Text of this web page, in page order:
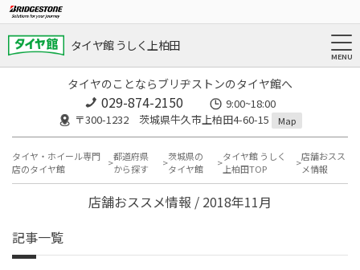
タイヤ館 うしく上柏田
タイヤのことならブリヂストンのタイヤ館へ
029-874-2150
9:00~18:00
〒300-1232 茨城県牛久市上柏田4-60-15
Map
タイヤ・ホイール専門
店のタイヤ館
都道府県
から探す
茨城県の
タイヤ館
タイヤ館 うしく
上柏田TOP
店舗おスス
メ情報
店舗おススメ情報 / 2018年11月
記事一覧